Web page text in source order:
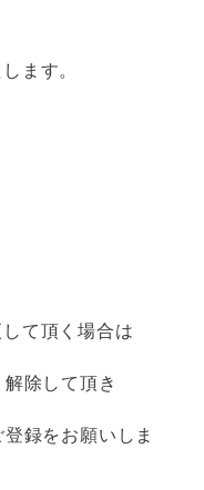
ます。
て頂く場合は
除して頂き
録をお願いしま